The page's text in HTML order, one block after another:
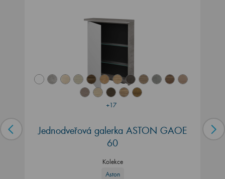
+17
Jednodveřová galerka ASTON GAOE
60
Kolekce
Aston